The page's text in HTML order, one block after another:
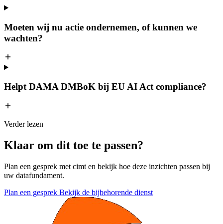
Moeten wij nu actie ondernemen, of kunnen we
wachten?
Helpt DAMA DMBoK bij EU AI Act compliance?
Verder lezen
Klaar om dit toe te passen?
Plan een gesprek met cimt en bekijk hoe deze inzichten passen bij
uw datafundament.
Plan een gesprek Bekijk de bijbehorende dienst